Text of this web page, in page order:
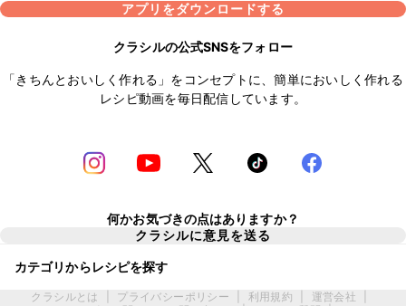
アプリをダウンロードする
クラシルの公式SNSをフォロー
「きちんとおいしく作れる」をコンセプトに、簡単においしく作れる
レシピ動画を毎日配信しています。
何かお気づきの点はありますか？
クラシルに意見を送る
カテゴリからレシピを探す
クラシルとは プライバシーポリシー 利用規約 運営会社